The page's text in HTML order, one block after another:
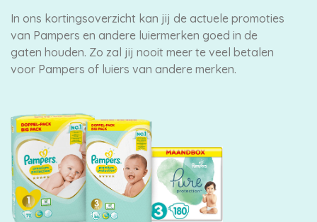
In ons kortingsoverzicht kan jij de actuele promoties
van Pampers en andere luiermerken goed in de
gaten houden. Zo zal jij nooit meer te veel betalen
voor Pampers of luiers van andere merken.